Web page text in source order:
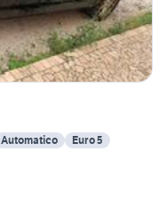
Automatico Euro 5